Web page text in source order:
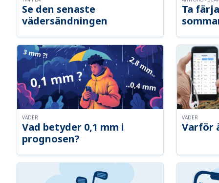
Se den senaste
vädersändningen
Ta
Vad betyder 0,1 mm i
prognosen?
VÄDER
Varför
VÄDER